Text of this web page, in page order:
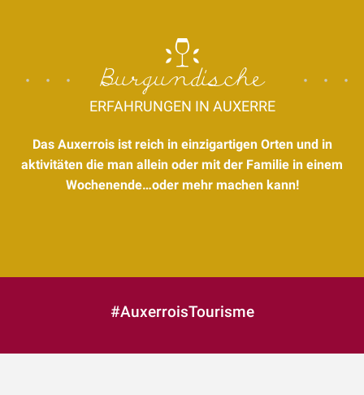
Burgundische
ERFAHRUNGEN IN AUXERRE
Das Auxerrois ist reich in einzigartigen Orten und in
aktivitäten die man allein oder mit der Familie in einem
Wochenende…oder mehr machen kann!
#AuxerroisTourisme